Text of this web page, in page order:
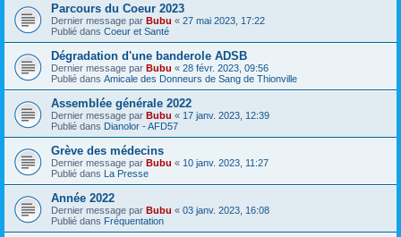
Parcours du Coeur 2023
Dernier message par Bubu « 27 mai 2023, 17:22
Publié dans Coeur et Santé
Dégradation d'une banderole ADSB
Dernier message par Bubu « 28 févr. 2023, 09:56
Publié dans Amicale des Donneurs de Sang de Thionville
Assemblée générale 2022
Dernier message par Bubu « 17 janv. 2023, 12:39
Publié dans Dianolor - AFD57
Grève des médecins
Dernier message par Bubu « 10 janv. 2023, 11:27
Publié dans La Presse
Année 2022
Dernier message par Bubu « 03 janv. 2023, 16:08
Publié dans Fréquentation